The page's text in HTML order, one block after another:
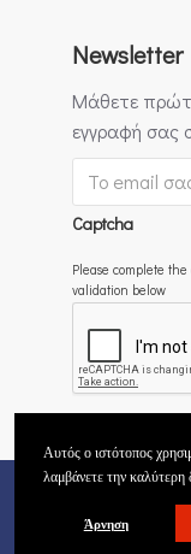
Αυτός ο ιστότοπος
λαμβάνετε την καλύτερη
Άρνηση
Newsletter
Μάθετε
εγγραφή σας
Captcha
Please complete
validation below